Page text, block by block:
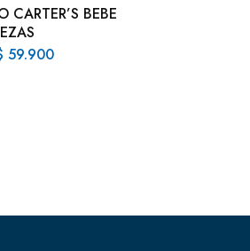
CARTER’S BEBE
59.900